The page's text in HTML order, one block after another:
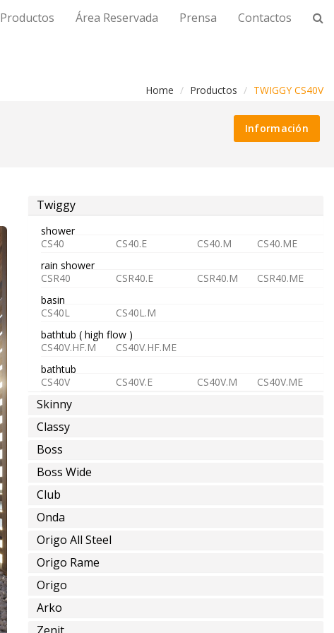
Productos Área Reservada Prensa Contactos
Home Productos TWIGGY CS40V
Información
Twiggy
shower
CS40
CS40.E CS40.M
CS40.ME
rain shower
CSR40
CSR40.E CSR40.M
CSR40.ME
basin
CS40L
CS40L.M
bathtub ( high flow )
CS40V.HF.M
CS40V.HF.ME
bathtub
CS40V
CS40V.E CS40V.M CS40V.ME
Skinny
Classy
Boss
Boss Wide
Club
Onda
Origo All Steel
Origo Rame
Origo
Arko